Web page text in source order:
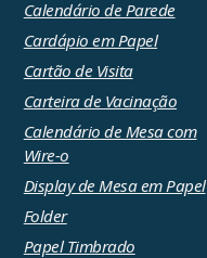
Calendário de Parede
Cardápio em Papel
Cartão de Visita
Carteira de Vacinação
Calendário de Mesa com
Wire-o
Display de Mesa em Papel
Folder
Papel Timbrado